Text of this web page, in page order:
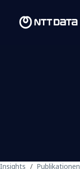
Insights Publikationen